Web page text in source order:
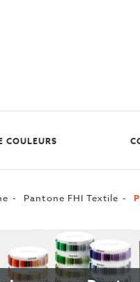
COULEURS
Pantone FHI Textile